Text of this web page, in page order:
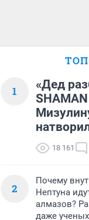
ТОП
1
«Дед
18 161
2
Почему
Нептуна
алмазов?
даже ученых